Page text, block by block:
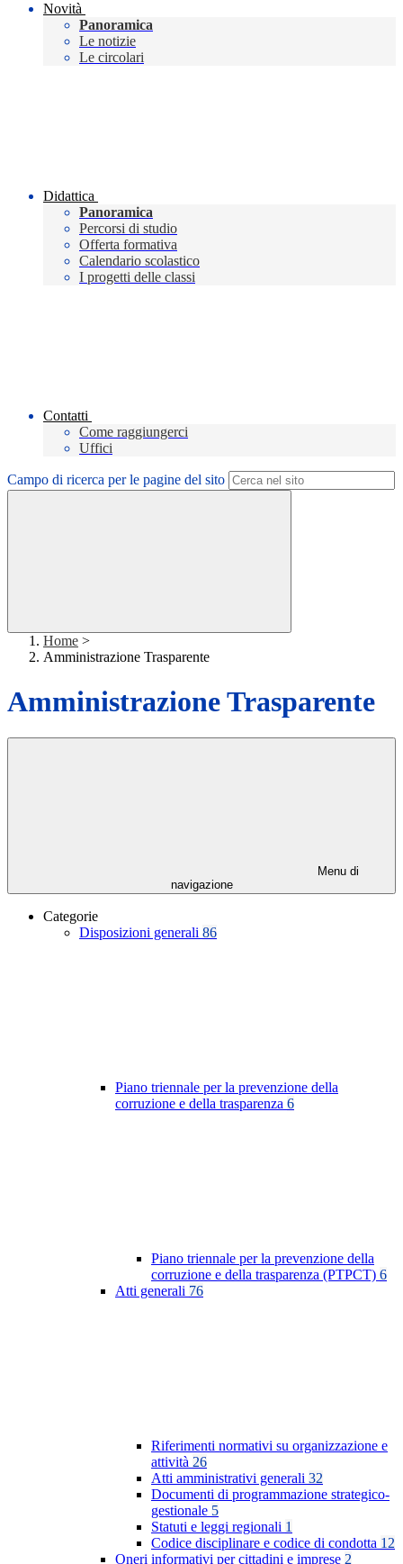
Novità
Panoramica
Le notizie
Le circolari
Didattica
Panoramica
Percorsi di studio
Offerta formativa
Calendario scolastico
I progetti delle classi
Contatti
Come raggiungerci
Uffici
Campo di ricerca per le pagine del sito
Home >
Amministrazione Trasparente
Amministrazione Trasparente
Menu di
navigazione
Categorie
Disposizioni generali 86
Piano triennale per la prevenzione della
corruzione e della trasparenza 6
Piano triennale per la prevenzione della
corruzione e della trasparenza (PTPCT) 6
Atti generali 76
Riferimenti normativi su organizzazione e
attività 26
Atti amministrativi generali 32
Documenti di programmazione strategico-
gestionale 5
Statuti e leggi regionali 1
Codice disciplinare e codice di condotta 12
Oneri informativi per cittadini e imprese 2